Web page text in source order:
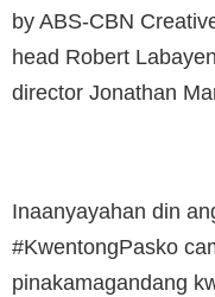
by ABS-CBN
head Robert
director Jonathan
Inaanyayahan din
#KwentongPasko
pinakamagandang